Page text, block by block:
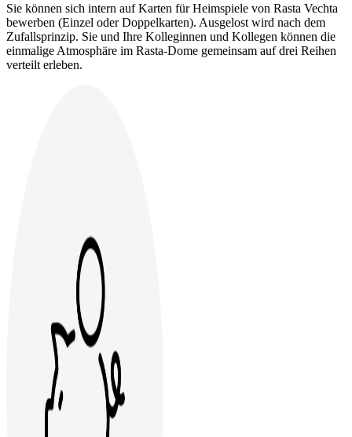
Sie können sich intern auf Karten für Heimspiele von Rasta Vechta
bewerben (Einzel oder Doppelkarten). Ausgelost wird nach dem
Zufallsprinzip. Sie und Ihre Kolleginnen und Kollegen können die
einmalige Atmosphäre im Rasta-Dome gemeinsam auf drei Reihen
verteilt erleben.